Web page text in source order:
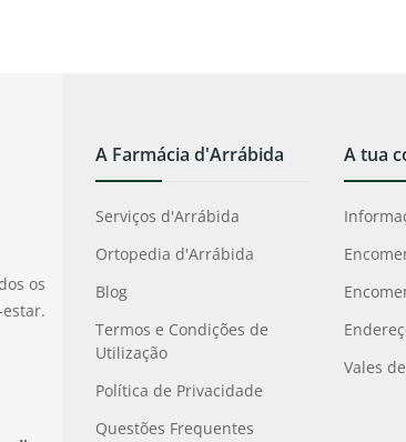
os
A Farmácia d'Arrábida
Serviços d'Arrábida
Ortopedia d'Arrábida
Blog
Termos e Condições de
Utilização
Política de Privacidade
Questões Frequentes
A tua
Vales